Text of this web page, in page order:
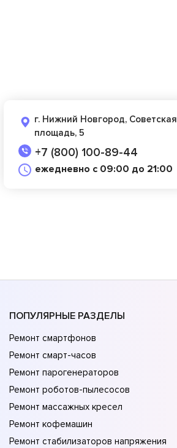
г. Нижний Новгород, Советская
площадь, 5
+7 (800) 100-89-44
ежедневно с 09:00 до 21:00
ПОПУЛЯРНЫЕ РАЗДЕЛЫ
Ремонт смартфонов
Ремонт смарт-часов
Ремонт парогенераторов
Ремонт роботов-пылесосов
Ремонт массажных кресел
Ремонт кофемашин
Ремонт стабилизаторов напряжения